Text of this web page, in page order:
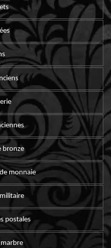
bronze
monnaie
postales